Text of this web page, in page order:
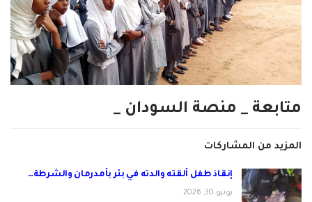
متابعة _ منصة السودان _
المزيد من المشاركات
إنقاذ طفل ألقته والدته في بئر بأمدرمان والشرطة…
يونيو 30, 2026